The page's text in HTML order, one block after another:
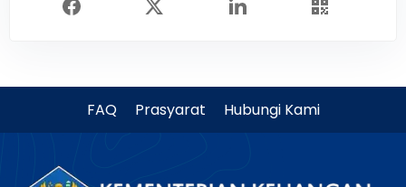
FAQ Prasyarat Hubungi Kami